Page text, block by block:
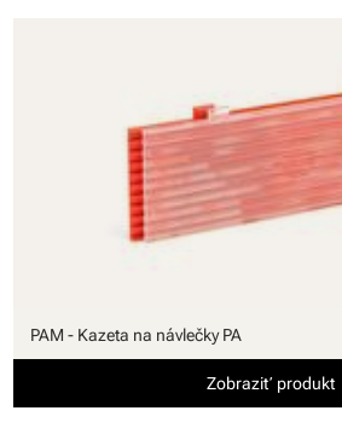
PAM - Kazeta na návlečky PA
Zobraziť produkt